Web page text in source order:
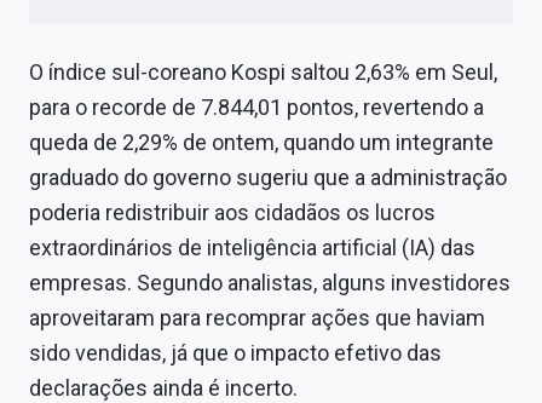
Conteúdo de Marca
Sobre
Expediente
O índice sul-coreano Kospi saltou 2,63% em Seul,
para o recorde de 7.844,01 pontos, revertendo a
queda de 2,29% de ontem, quando um integrante
graduado do governo sugeriu que a administração
poderia redistribuir aos cidadãos os lucros
extraordinários de inteligência artificial (IA) das
empresas. Segundo analistas, alguns investidores
aproveitaram para recomprar ações que haviam
sido vendidas, já que o impacto efetivo das
declarações ainda é incerto.